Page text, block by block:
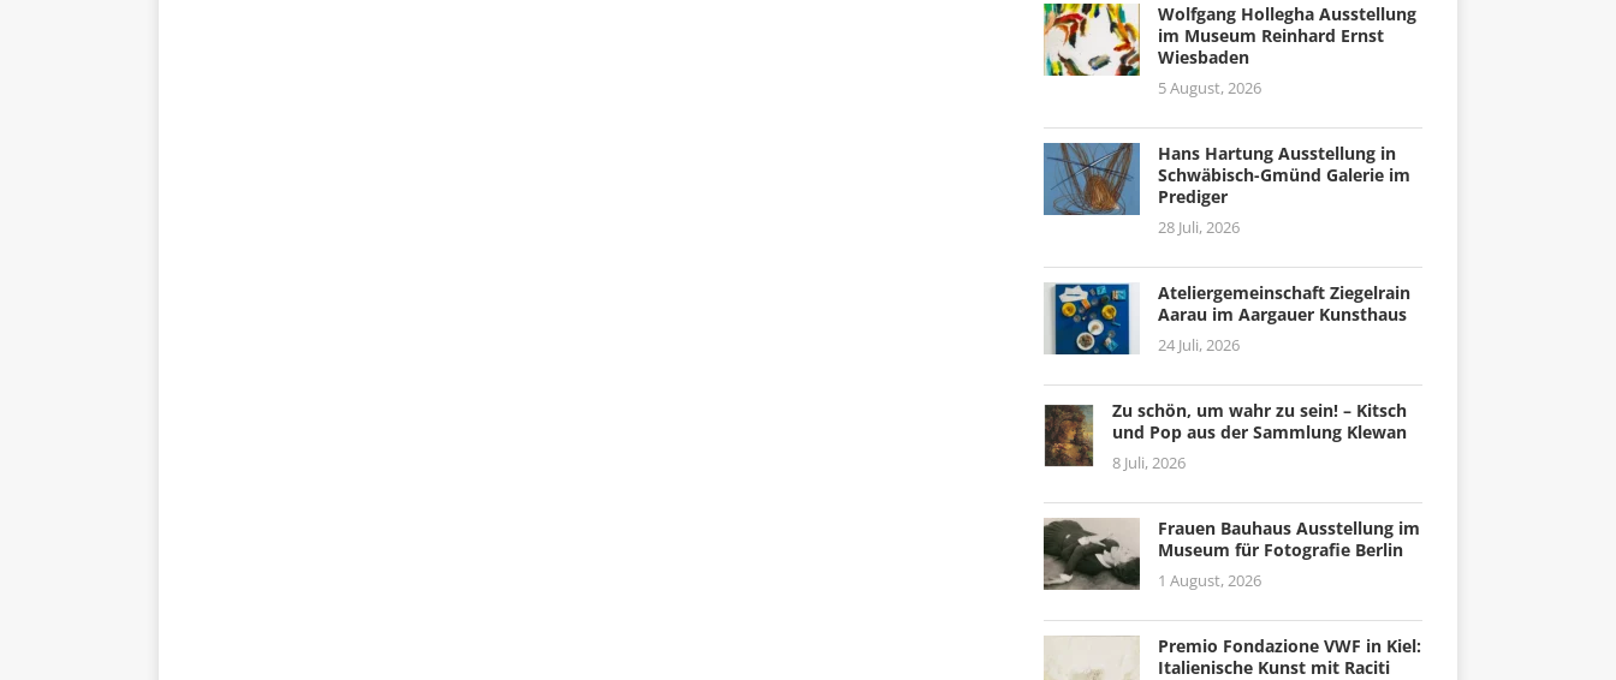
Wolfgang Hollegha Ausstellung
im Museum Reinhard Ernst
Wiesbaden
5 August, 2026
Hans Hartung Ausstellung in
Schwäbisch-Gmünd Galerie im
Prediger
28 Juli, 2026
Ateliergemeinschaft Ziegelrain
Aarau im Aargauer Kunsthaus
24 Juli, 2026
Zu schön, um wahr zu sein! – Kitsch
und Pop aus der Sammlung Klewan
8 Juli, 2026
Frauen Bauhaus Ausstellung im
Museum für Fotografie Berlin
1 August, 2026
Premio Fondazione VWF in Kiel:
Italienische Kunst mit Raciti